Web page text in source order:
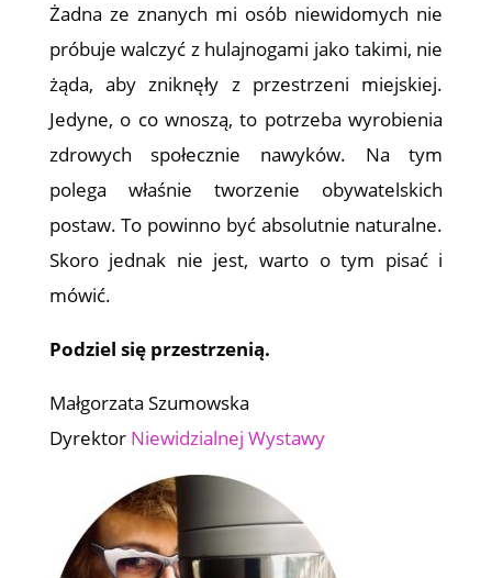
Żadna ze znanych mi osób niewidomych nie
próbuje walczyć z hulajnogami jako takimi, nie
żąda, aby zniknęły z przestrzeni miejskiej.
Jedyne, o co wnoszą, to potrzeba wyrobienia
zdrowych społecznie nawyków. Na tym
polega właśnie tworzenie obywatelskich
postaw. To powinno być absolutnie naturalne.
Skoro jednak nie jest, warto o tym pisać i
mówić.
Podziel się przestrzenią.
Małgorzata Szumowska
Dyrektor Niewidzialnej Wystawy